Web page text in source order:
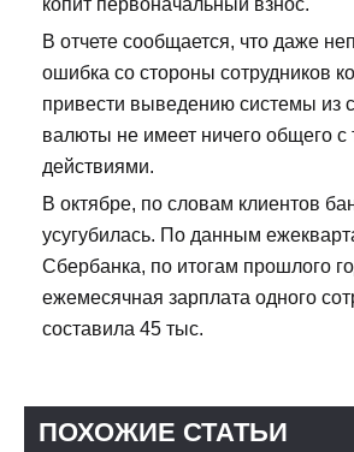
копит первоначальный взнос.
В отчете сообщается, что даже
ошибка со стороны сотрудников
привести выведению системы из
валюты не имеет ничего общего с
действиями.
В октябре, по словам клиентов
усугубилась. По данным
Сбербанка, по итогам прошлого
ежемесячная зарплата одного
составила 45 тыс.
ПОХОЖИЕ СТАТЬИ